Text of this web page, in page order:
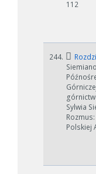
112
244.
Sylwia
Polskiej